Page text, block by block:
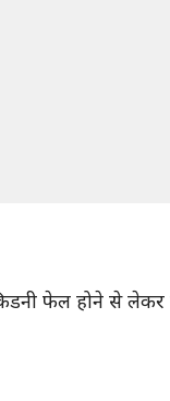
फेल होने से